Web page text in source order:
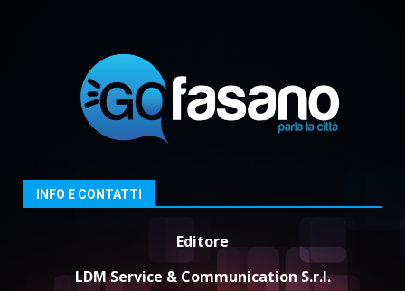
condivisa della Villetta di
Laureto
6 Agosto 2026 06:20
3
La magia del Minareto e la prima
Serie D, l’Us Fasano è escluso
dal campionato
INFO E CONTATTI
Editore
LDM Service & Communication S.r.l.